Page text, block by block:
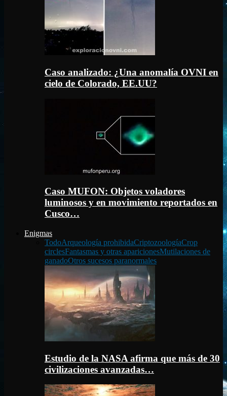
Caso analizado: ¿Una anomalía OVNI en
cielo de Colorado, EE.UU?
Caso MUFON: Objetos voladores
luminosos y en movimiento reportados en
Cusco…
Enigmas
TodoArqueología prohibidaCriptozoologíaCrop
circlesFantasmas y otras aparicionesMutilaciones de
ganadoOtros sucesos paranormales
Estudio de la NASA afirma que más de 30
civilizaciones avanzadas…